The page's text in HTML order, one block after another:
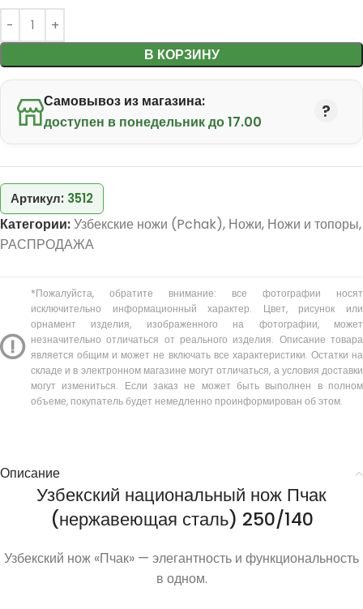
В КОРЗИНУ
Самовывоз из магазина:
доступен в понедельник до 17.00
Артикул: 3512
Категории:Узбекские ножи (Pchak), Ножи, Ножи и топоры,
РАСПРОДАЖА
*Пожалуйста, обратите внимание: все фотографии носят
исключительно информационный характер. Цвет, рисунок или
орнамент изделия, изображенного на фотографии, может
незначительно отличаться от реального изделия. Описание товара
является общим и может не включать все характеристики. Остатки на
складе и в электронном магазине могут отличаться, а условия доставки
могут измениться. Если заказ не может быть выполнен в полном
объеме, покупатель будет немедленно проинформирован об этом.
Описание
Узбекский национальный нож Пчак
(нержавеющая сталь) 250/140
Узбекский нож «Пчак» — элегантность и функциональность
в одном.